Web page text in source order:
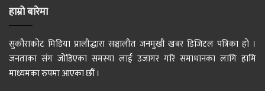
हाम्रो बारेमा
सुकौराकोट मिडिया प्रालीद्धारा सञ्चालीत जनमुखी खबर डिजिटल पत्रिका हो ।
जनताका संग जोडिएका समस्या लाई उजागर गरि समाधानका लागि हामि
माध्यमका रुपमा आएका छौं ।